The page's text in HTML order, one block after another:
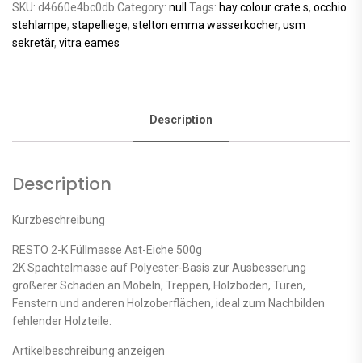
SKU: d4660e4bc0db Category: null Tags: hay colour crate s, occhio
stehlampe, stapelliege, stelton emma wasserkocher, usm
sekretär, vitra eames
Description
Description
Kurzbeschreibung
RESTO 2-K Füllmasse Ast-Eiche 500g
2K Spachtelmasse auf Polyester-Basis zur Ausbesserung
größerer Schäden an Möbeln, Treppen, Holzböden, Türen,
Fenstern und anderen Holzoberflächen, ideal zum Nachbilden
fehlender Holzteile.
Artikelbeschreibung anzeigen